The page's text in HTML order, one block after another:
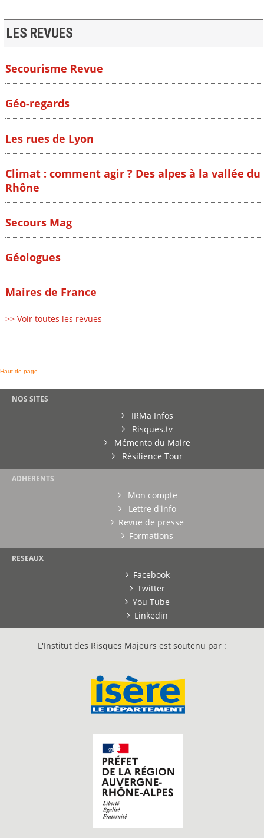
LES REVUES
Secourisme Revue
Géo-regards
Les rues de Lyon
Climat : comment agir ? Des alpes à la vallée du
Rhône
Secours Mag
Géologues
Maires de France
>> Voir toutes les revues
Haut de page
NOS SITES
IRMa Infos
Risques.tv
Mémento du Maire
Résilience Tour
ADHERENTS
Mon compte
Lettre d'info
Revue de presse
Formations
RESEAUX
Facebook
Twitter
You Tube
Linkedin
L'Institut des Risques Majeurs est soutenu par :